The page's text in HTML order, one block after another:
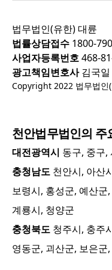
법무법인(유한) 대륜
법률상담접수 1800-
사업자등록번호468-
광고책임변호사김국일
Copyright 2022 법무법
천안법무법인의 주
대전광역시 동구, 중구,
충청남도 천안시, 아산
보령시, 홍성군, 예산군
계룡시, 청양군
충청북도 청주시, 충주
영동군, 괴산군, 보은군